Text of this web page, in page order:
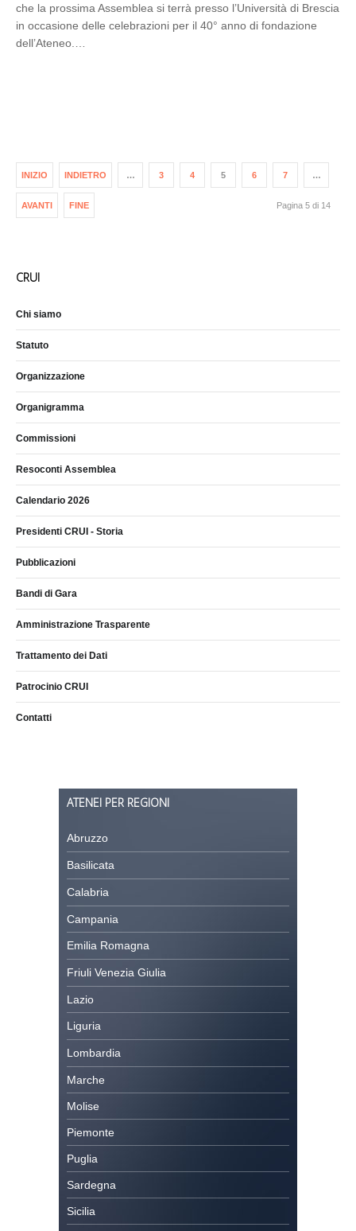
che la prossima Assemblea si terrà presso l’Università di Brescia
in occasione delle celebrazioni per il 40° anno di fondazione
dell’Ateneo.…
INIZIO INDIETRO … 3 4 5 6 7 …
AVANTI FINE Pagina 5 di 14
CRUI
Chi siamo
Statuto
Organizzazione
Organigramma
Commissioni
Resoconti Assemblea
Calendario 2026
Presidenti CRUI - Storia
Pubblicazioni
Bandi di Gara
Amministrazione Trasparente
Trattamento dei Dati
Patrocinio CRUI
Contatti
ATENEI PER REGIONI
Abruzzo
Basilicata
Calabria
Campania
Emilia Romagna
Friuli Venezia Giulia
Lazio
Liguria
Lombardia
Marche
Molise
Piemonte
Puglia
Sardegna
Sicilia